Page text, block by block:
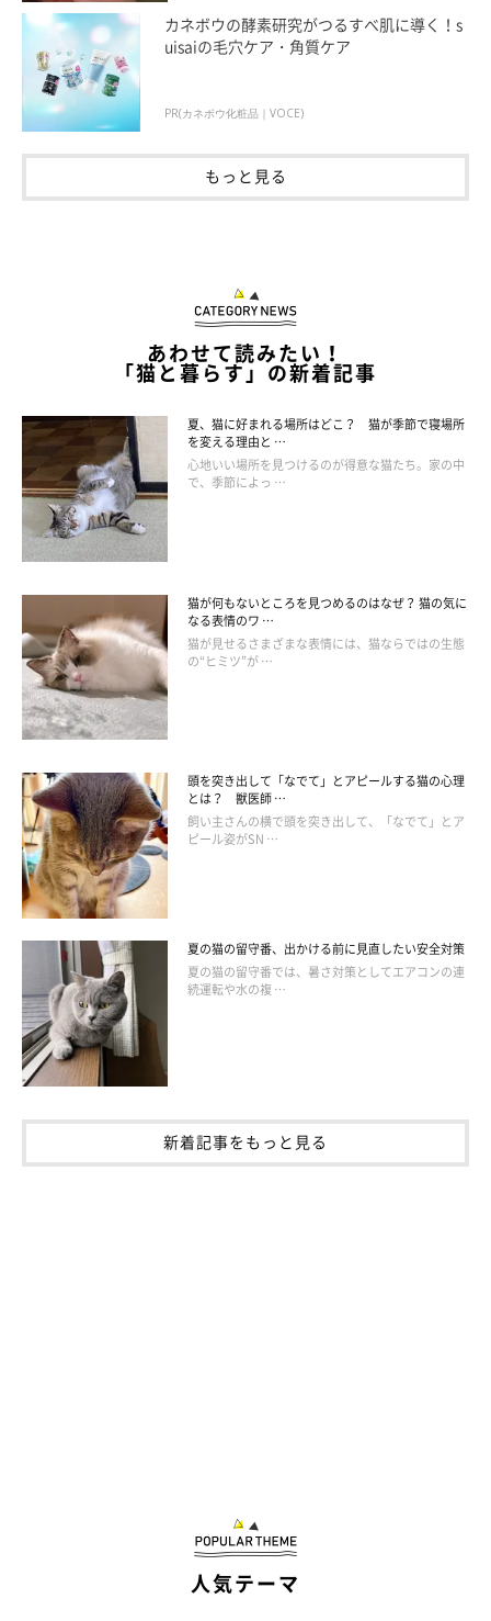
カネボウの酵素研究がつるすべ肌に導く！s
uisaiの毛穴ケア・角質ケア
PR(カネボウ化粧品｜VOCE)
もっと見る
あわせて読みたい！
「猫と暮らす」の新着記事
夏、猫に好まれる場所はどこ？ 猫が季節で寝場所
を変える理由と …
心地いい場所を見つけるのが得意な猫たち。家の中
で、季節によっ …
猫が何もないところを見つめるのはなぜ？ 猫の気に
なる表情のワ …
猫が見せるさまざまな表情には、猫ならではの生態
の“ヒミツ”が …
頭を突き出して「なでて」とアピールする猫の心理
とは？ 獣医師 …
飼い主さんの横で頭を突き出して、「なでて」とア
ピール姿がSN …
夏の猫の留守番、出かける前に見直したい安全対策
夏の猫の留守番では、暑さ対策としてエアコンの連
続運転や水の複 …
新着記事をもっと見る
人気テーマ